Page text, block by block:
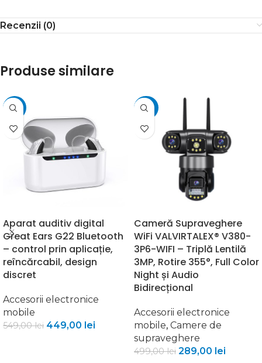
Recenzii (0)
Produse similare
-18%
Aparat auditiv digital
Great Ears G22 Bluetooth
– control prin aplicație,
reîncărcabil, design
discret
Accesorii electronice
mobile
549,00lei 449,00 lei
-42%
Cameră Supraveghere
WiFi VALVIRTALEX® V380-
3P6-WIFI – Triplă Lentilă
3MP, Rotire 355°, Full Color
Night și Audio
Bidirecțional
Accesorii electronice
mobile, Camere de
supraveghere
499,00lei 289,00 lei